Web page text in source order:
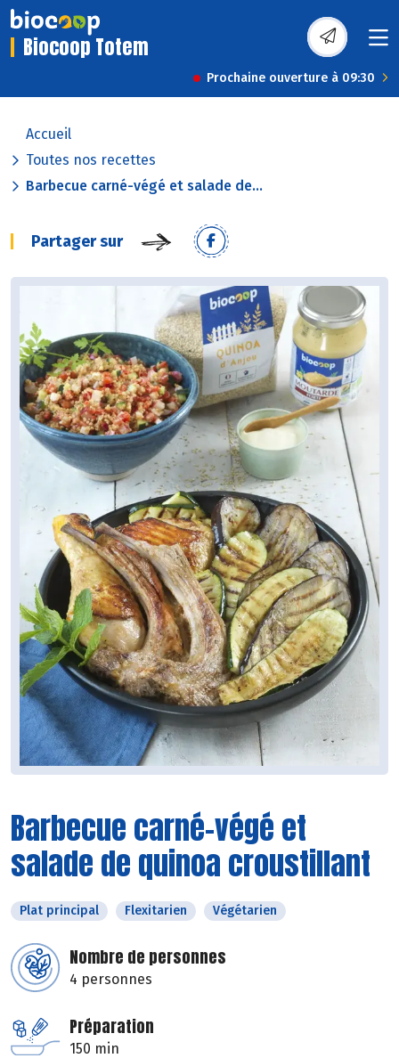
Biocoop Totem
Prochaine ouverture à 09:30
Accueil
Toutes nos recettes
Barbecue carné-végé et salade de...
Partager sur
Barbecue carné-végé et
salade de quinoa croustillant
Plat principal Flexitarien Végétarien
Nombre de personnes
4 personnes
Préparation
150 min